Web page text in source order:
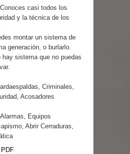
Conoces casi todos los
y la técnica de los
montar un sistema de
generación, o burlarlo.
hay sistema que no puedas
Criminales,
Acosadores
Alarmas, Equipos
Abrir Cerraduras,
PDF